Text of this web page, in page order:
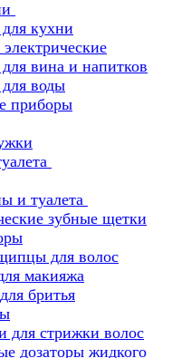
кухни
вина и напитков
воды
приборы
и туалета
зубные щетки
для волос
макияжа
бритья
стрижки волос
дозаторы жидкого